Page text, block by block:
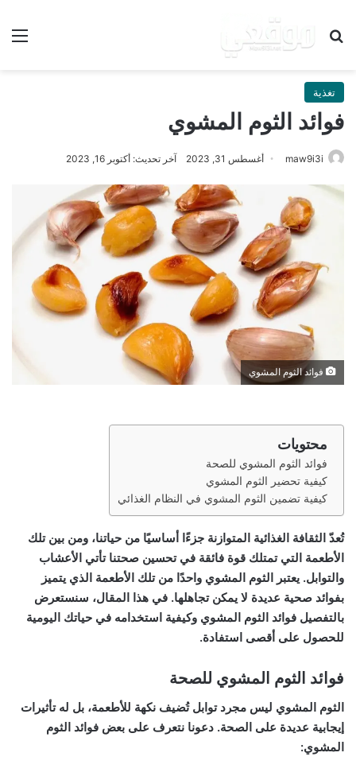
بحث عن
تغذية
فوائد الثوم المشوي
maw9i3i أغسطس 31, 2023 آخر تحديث: أكتوبر 16, 2023
فوائد الثوم المشوي
محتويات
فوائد الثوم المشوي للصحة
كيفية تحضير الثوم المشوي
كيفية تضمين الثوم المشوي في النظام الغذائي
تُعدّ الثقافة الغذائية المتوازنة جزءًا أساسيًا من حياتنا، ومن بين تلك
الأطعمة التي تمتلك قوة فائقة في تحسين صحتنا تأتي الأعشاب
والتوابل. يعتبر الثوم المشوي واحدًا من تلك الأطعمة الذي يتميز
بفوائد صحية عديدة لا يمكن تجاهلها. في هذا المقال، سنستعرض
بالتفصيل فوائد الثوم المشوي وكيفية استخدامه في حياتك اليومية
للحصول على أقصى استفادة.
فوائد الثوم المشوي للصحة
الثوم المشوي ليس مجرد توابل تُضيف نكهة للأطعمة، بل له تأثيرات
إيجابية عديدة على الصحة. دعونا نتعرف على بعض فوائد الثوم
المشوي: